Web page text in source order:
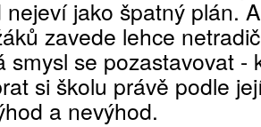
jako špatný plán.
zavede lehce
smysl se pozastavovat -
si školu právě podle
a nevýhod.